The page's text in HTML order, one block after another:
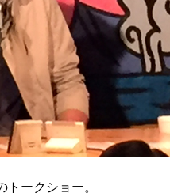
ークショー。